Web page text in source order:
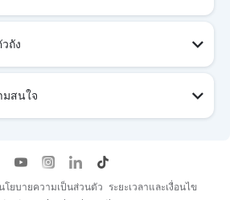
ถัง
สนใจ
โยบายความเป็นส่วนตัว ระยะเวลาและเงื่อนไข